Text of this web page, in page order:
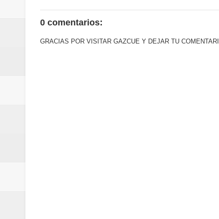
0 comentarios:
GRACIAS POR VISITAR GAZCUE Y DEJAR TU